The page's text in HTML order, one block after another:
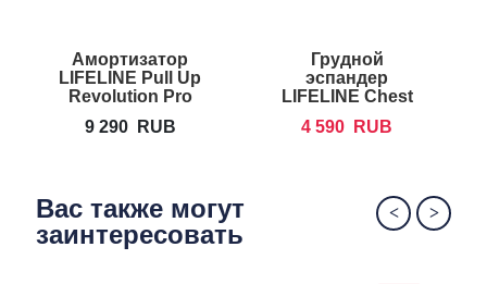
Амортизатор
LIFELINE Pull Up
Revolution Pro
9 290
RUB
Грудной
эспандер
LIFELINE Chest
4 590 RUB
Вас также могут
заинтересовать